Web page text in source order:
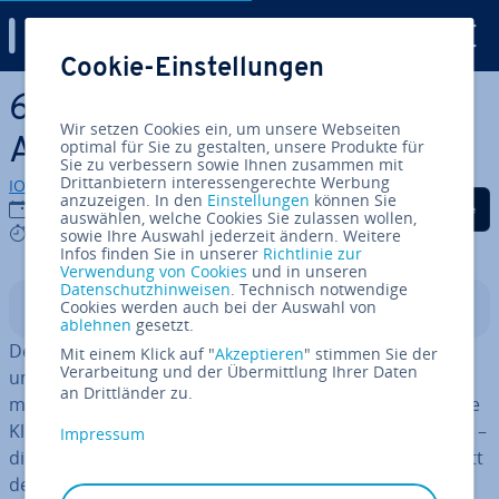
Zum Haupt­in­halt springen
6 Tipps für aus­sa­ge­kräf­ti­ge
A/B-Tests
IONOS Redaktion
15.08.2019
4 mins
Auf Facebook teilen
Auf Twitter teilen
Auf LinkedIn
In­halts­ver­zeich­nis
Der A/B-Test ist ein nütz­li­ches In­stru­ment für Marketer,
um einzelne Elemente einer Website oder einer Wer­be­
maß­nah­me zu op­ti­mie­ren. Das Ergebnis können höhere
Klick­zah­len oder eine ver­bes­ser­te Con­ver­si­on-Rate sein –
die richtige Testing-Methode bringt Sie Schritt für Schritt
dem Erfolg im On­line­busi­ness näher. Doch beim A/B-
Cookie-Einstellungen
Wir setzen Cookies ein, um unsere Webseiten
optimal für Sie zu gestalten, unsere Produkte für
Sie zu verbessern sowie Ihnen zusammen mit
Drittanbietern interessengerechte Werbung
anzuzeigen. In den Einstellungen können Sie
auswählen, welche Cookies Sie zulassen wollen,
sowie Ihre Auswahl jederzeit ändern. Weitere
Infos finden Sie in unserer Richtlinie zur
Verwendung von Cookies und in unseren
Datenschutzhinweisen. Technisch notwendige
Cookies werden auch bei der Auswahl von
ablehnen gesetzt.
Mit einem Klick auf "Akzeptieren" stimmen Sie der
Verarbeitung und der Übermittlung Ihrer Daten
an Drittländer zu.
Impressum